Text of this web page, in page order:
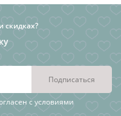
скидках?
Подписаться
с условиями